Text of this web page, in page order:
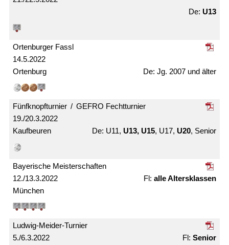
U13
14.5.2022
Ortenburger Fassl
Ortenburg Jg. 2007 und älter
19./20.3.2022
Fünfknopf­turnier / GEFRO Fecht­turnier
Kaufbeuren U11, U13, U15, U17, U20, Senior
12./13.3.2022
Bayerische Meister­schaften
München
alle Alters­klassen
5./6.3.2022
Ludwig-Meider-Turnier
Senior